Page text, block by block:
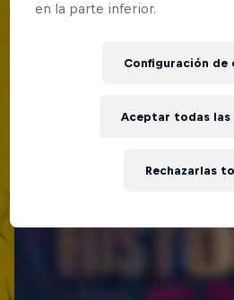
Red Bull Batalla
BATALLAS DE
en la parte inferior.
Configuración de
Rechazarlas
Aceptar todas las